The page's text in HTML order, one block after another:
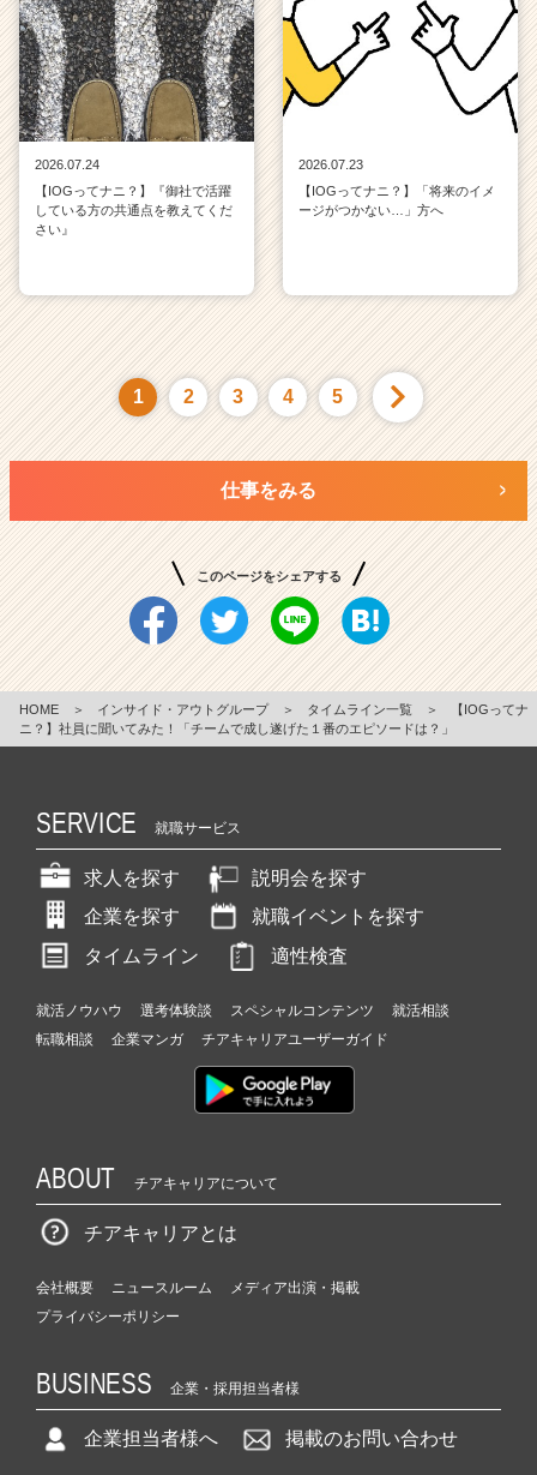
2026.07.24
【IOGってナニ？】『御社で活躍
している方の共通点を教えてくだ
さい』
2026.07.23
【IOGってナニ？】「将来のイメ
ージがつかない…」方へ
1 2 3 4 5
仕事をみる
このページをシェアする
HOME ＞ インサイド・アウトグループ ＞ タイムライン一覧 ＞
【IOGってナ
ニ？】社員に聞いてみた！「チームで成し遂げた１番のエピソードは？」
SERVICE 就職サービス
求人を探す
説明会を探す
企業を探す
就職イベントを探す
タイムライン
適性検査
就活ノウハウ 選考体験談 スペシャルコンテンツ
就活相談
転職相談
企業マンガ チアキャリアユーザーガイド
ABOUT チアキャリアについて
チアキャリアとは
会社概要 ニュースルーム
メディア出演・掲載
プライバシーポリシー
BUSINESS 企業・採用担当者様
企業担当者様へ 掲載のお問い合わせ